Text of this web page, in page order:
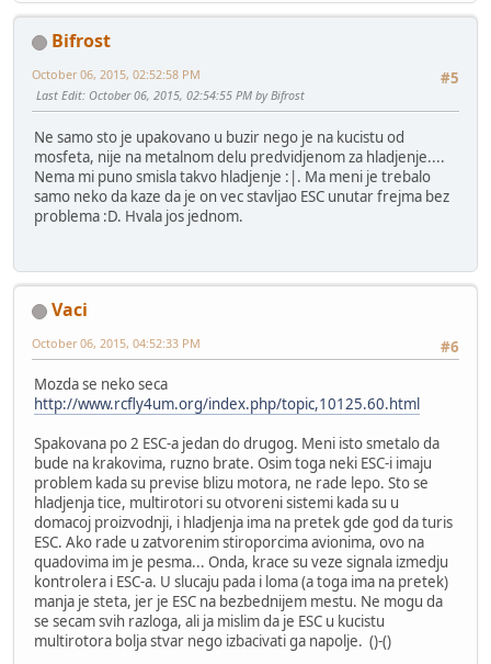
Bifrost
#5
October 06, 2015, 02:52:58 PM
Last Edit: October 06, 2015, 02:54:55 PM by Bifrost
Ne samo sto je upakovano u buzir nego je na kucistu od
mosfeta, nije na metalnom delu predvidjenom za hladjenje....
Nema mi puno smisla takvo hladjenje :|. Ma meni je trebalo
samo neko da kaze da je on vec stavljao ESC unutar frejma bez
problema :D. Hvala jos jednom.
Vaci
#6
October 06, 2015, 04:52:33 PM
Mozda se neko seca
http://www.rcfly4um.org/index.php/topic,10125.60.html
Spakovana po 2 ESC-a jedan do drugog. Meni isto smetalo da
bude na krakovima, ruzno brate. Osim toga neki ESC-i imaju
problem kada su previse blizu motora, ne rade lepo. Sto se
hladjenja tice, multirotori su otvoreni sistemi kada su u
domacoj proizvodnji, i hladjenja ima na pretek gde god da turis
ESC. Ako rade u zatvorenim stiroporcima avionima, ovo na
quadovima im je pesma... Onda, krace su veze signala izmedju
kontrolera i ESC-a. U slucaju pada i loma (a toga ima na pretek)
manja je steta, jer je ESC na bezbednijem mestu. Ne mogu da
se secam svih razloga, ali ja mislim da je ESC u kucistu
multirotora bolja stvar nego izbacivati ga napolje. ()-()